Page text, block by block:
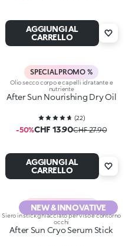
AGGIUNGI AL
CARRELLO
SPECIAL PROMO %
Olio secco corpo e capelli idratante e
nutriente
After Sun Nourishing Dry Oil
(22)
-50%CHF 13.90CHF 27.90
AGGIUNGI AL
CARRELLO
NEW & INNOVATIVE
SPECIAL PROMO %
Siero in stick ghiacciato per viso e contorno
occhi
After Sun Cryo Serum Stick